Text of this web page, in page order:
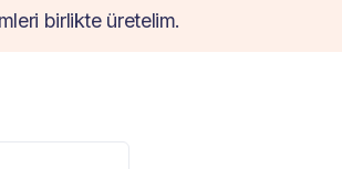
birlikte üretelim.